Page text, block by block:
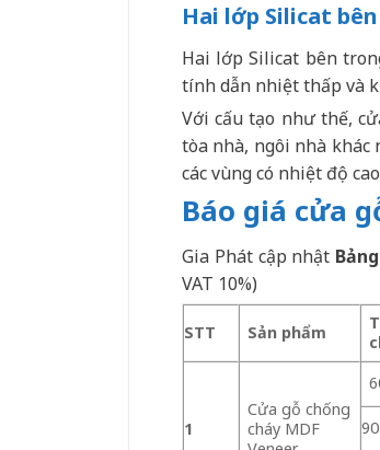
Hai lớp Silicat
Hai lớp Silicat bên
tính dẫn nhiệt thấp và
Với cấu tạo như thế,
tòa nhà, ngôi nhà khác
các vùng có nhiệt độ
Báo giá cửa
Gia Phát cập nhật
VAT 10%)
STT Sản phẩm
1
Cửa gỗ chống
cháy MDF